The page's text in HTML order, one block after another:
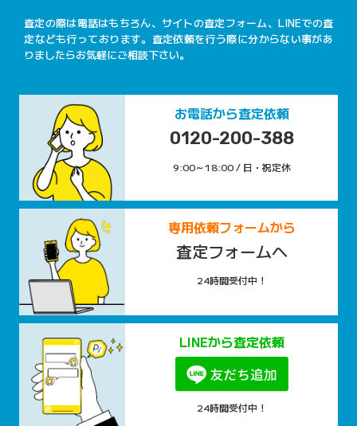
査定の際は電話はもちろん、サイトの査定フォーム、LINEでの査
定なども行っております。査定依頼を行う際に分からない事があ
りましたらお気軽にご相談下さい。
お電話から査定依頼
0120-200-388
9:00～18:00 / 日・祝定休
専用依頼フォームから
査定フォームへ
24時間受付中！
LINEから査定依頼
24時間受付中！